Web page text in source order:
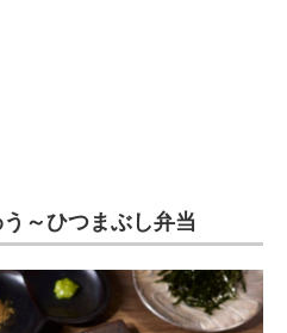
～ひつまぶし弁当